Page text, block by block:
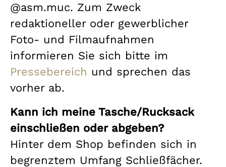
@asm.muc. Zum Zweck
redaktioneller oder gewerblicher
Foto- und Filmaufnahmen
informieren Sie sich bitte im
Pressebereich und sprechen das
vorher ab.
Kann ich meine Tasche/Rucksack
einschließen oder abgeben?
Hinter dem Shop befinden sich in
begrenztem Umfang Schließfächer.